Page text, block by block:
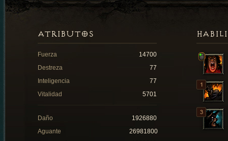
ATRIBUTOS
Fuerza
14700
Destreza
77
Inteligencia
77
Vitalidad
5701
Daño
1926880
Aguante
26981800